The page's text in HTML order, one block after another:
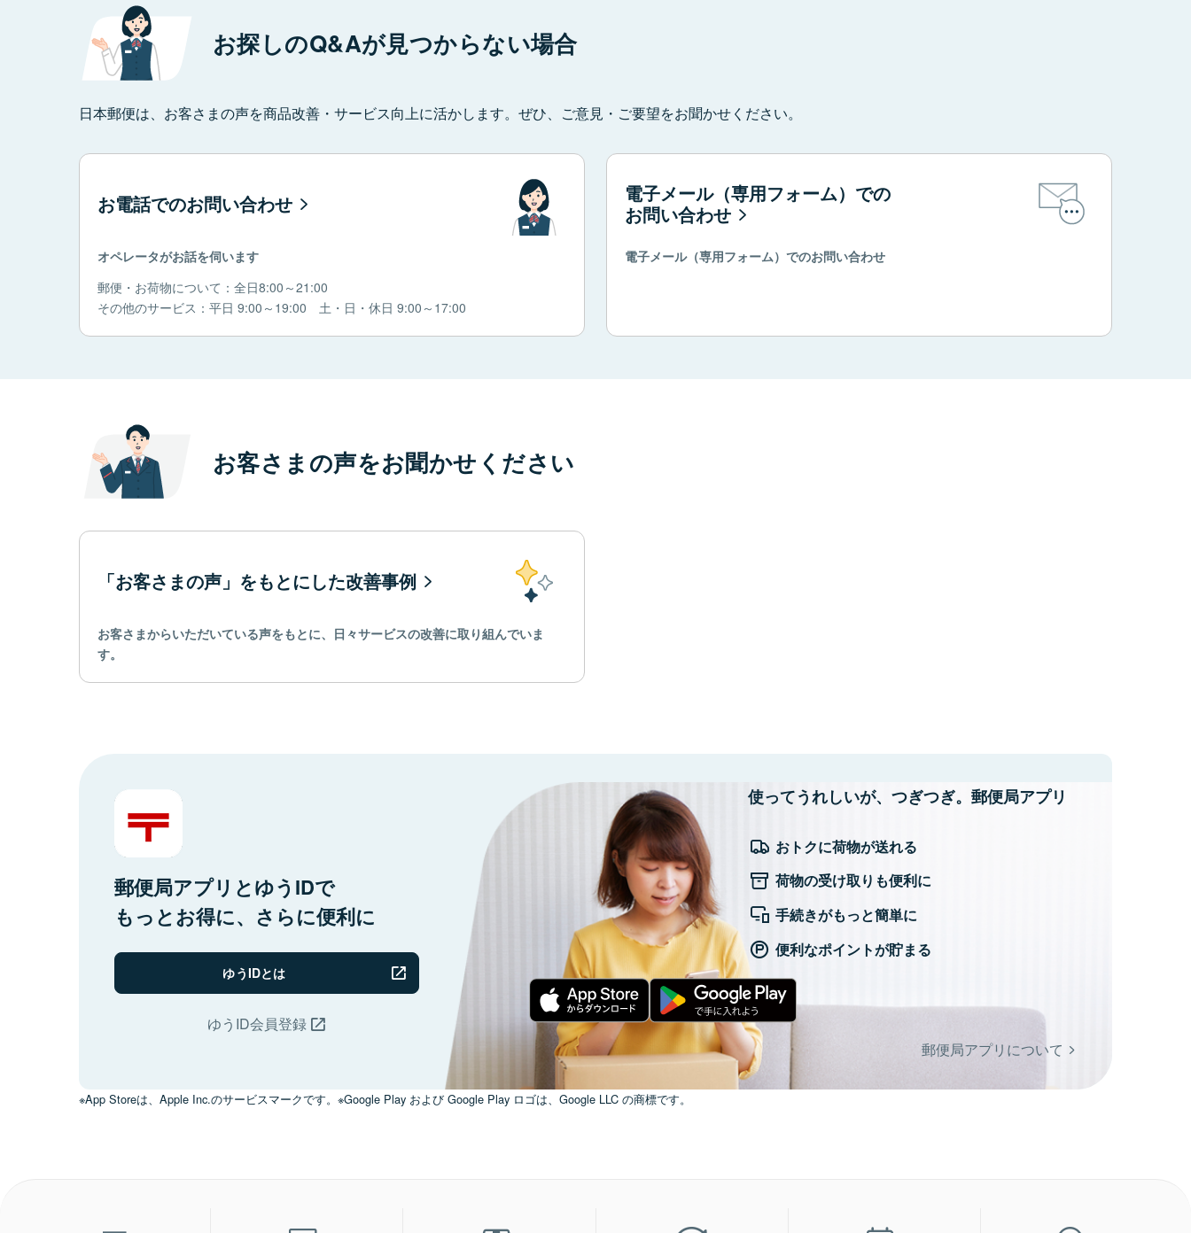
お探しのQ&Aが見つからない場合
日本郵便は、お客さまの声を商品改善・サービス向上に活かします。ぜひ、ご意見・ご要望をお聞かせください。
お電話でのお問い合わせ
オペレータがお話を伺います
郵便・お荷物について：全日8:00～21:00
その他のサービス：平日 9:00～19:00 土・日・休日 9:00～17:00
電子メール（専用フォーム）での
お問い合わせ
電子メール（専用フォーム）でのお問い合わせ
お客さまの声をお聞かせください
「お客さまの声」をもとにした改善事例
お客さまからいただいている声をもとに、日々サービスの改善に取り組んでいま
す。
郵便局アプリとゆうIDで
もっとお得に、さらに便利に
ゆうIDとは
ゆうID会員登録
使ってうれしいが、つぎつぎ。郵便局アプリ
おトクに荷物が送れる
荷物の受け取りも便利に
手続きがもっと簡単に
便利なポイントが貯まる
郵便局アプリについて
※App Storeは、Apple Inc.のサービスマークです。※Google Play および Google Play ロゴは、Google LLC の商標です。